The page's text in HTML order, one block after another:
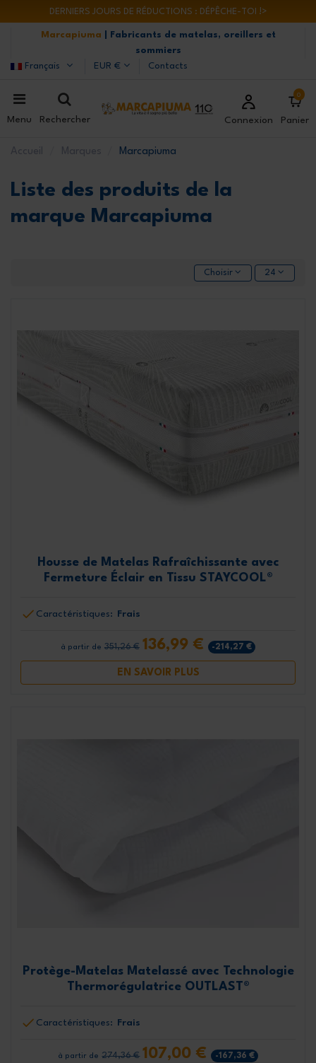
DERNIERS JOURS DE RÉDUCTIONS : DÉPÊCHE-TOI !>
Marcapiuma
| Fabricants de matelas, oreillers et
sommiers
Français
EUR € Contacts
Menu Rechercher Connexion
0
Panier
Accueil Marques Marcapiuma
Liste des produits de la
marque Marcapiuma
Choisir 24
Housse de Matelas Rafraîchissante avec
Fermeture Éclair en Tissu STAYCOOL®
Caractéristiques: Frais
à partir de 351,26 € 136,99 € -214,27 €
EN SAVOIR PLUS
Protège-Matelas Matelassé avec Technologie
Thermorégulatrice OUTLAST®
Caractéristiques: Frais
à partir de 274,36 € 107,00 € -167,36 €